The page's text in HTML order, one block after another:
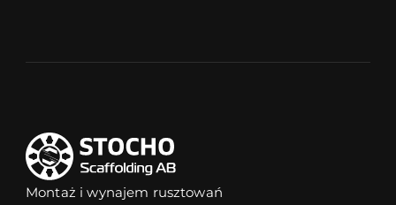
Montaż i wynajem rusztowań